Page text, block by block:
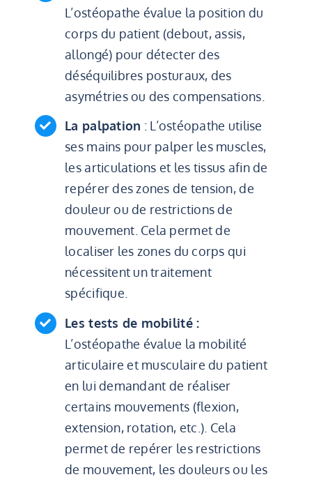
L’ostéopathe évalue la position du
corps du patient (debout, assis,
allongé) pour détecter des
déséquilibres posturaux, des
asymétries ou des compensations.
La palpation : L’ostéopathe utilise
ses mains pour palper les muscles,
les articulations et les tissus afin de
repérer des zones de tension, de
douleur ou de restrictions de
mouvement. Cela permet de
localiser les zones du corps qui
nécessitent un traitement
spécifique.
Les tests de mobilité:
L’ostéopathe évalue la mobilité
articulaire et musculaire du patient
en lui demandant de réaliser
certains mouvements (flexion,
extension, rotation, etc.). Cela
permet de repérer les restrictions
de mouvement, les douleurs ou les